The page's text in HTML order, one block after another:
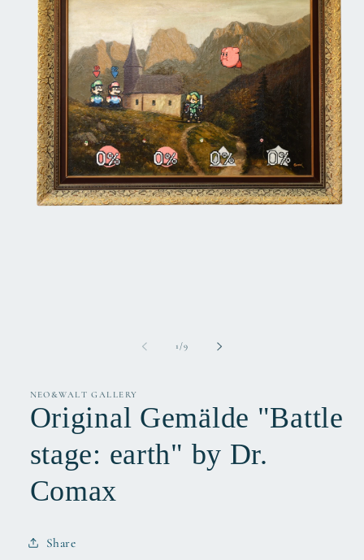
1 /von
9
NEO&WALT GALLERY
Original Gemälde "Battle
stage: earth" by Dr.
Comax
Share